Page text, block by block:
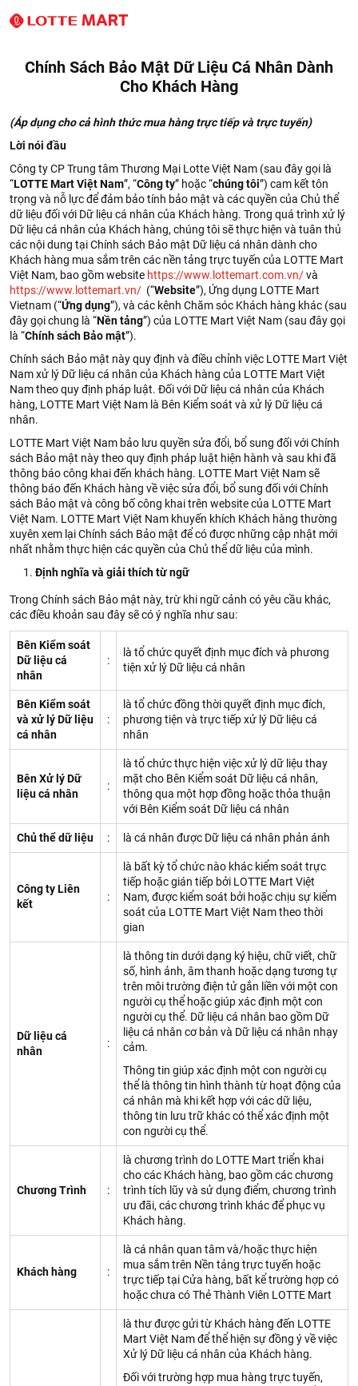
Chính Sách Bảo Mật Dữ Liệu Cá Nhân Dành
Cho Khách Hàng
(Áp dụng cho cả hình thức mua hàng trực tiếp và trực tuyến)
Lời nói đầu
Công ty CP Trung tâm Thương Mại Lotte Việt Nam (sau đây gọi là
“LOTTE Mart Việt Nam”, “Công ty” hoặc “chúng tôi”) cam kết tôn
trọng và nỗ lực để đảm bảo tính bảo mật và các quyền của Chủ thể
dữ liệu đối với Dữ liệu cá nhân của Khách hàng. Trong quá trình xử lý
Dữ liệu cá nhân của Khách hàng, chúng tôi sẽ thực hiện và tuân thủ
các nội dung tại Chính sách Bảo mật Dữ liệu cá nhân dành cho
Khách hàng mua sắm trên các nền tảng trực tuyến của LOTTE Mart
Việt Nam, bao gồm website https://www.lottemart.com.vn/và
https://www.lottemart.vn/ (“Website”), Ứng dụng LOTTE Mart
Vietnam (“Ứng dụng”), và các kênh Chăm sóc Khách hàng khác (sau
đây gọi chung là “Nền tảng”) của LOTTE Mart Việt Nam (sau đây gọi
là “Chính sách Bảo mật”).
Chính sách Bảo mật này quy định và điều chỉnh việc LOTTE Mart Việt
Nam xử lý Dữ liệu cá nhân của Khách hàng của LOTTE Mart Việt
Nam theo quy định pháp luật. Đối với Dữ liệu cá nhân của Khách
hàng, LOTTE Mart Việt Nam là Bên Kiểm soát và xử lý Dữ liệu cá
nhân.
LOTTE Mart Việt Nam bảo lưu quyền sửa đổi, bổ sung đối với Chính
sách Bảo mật này theo quy định pháp luật hiện hành và sau khi đã
thông báo công khai đến khách hàng. LOTTE Mart Việt Nam sẽ
thông báo đến Khách hàng về việc sửa đổi, bổ sung đối với Chính
sách Bảo mật và công bố công khai trên website của LOTTE Mart
Việt Nam. LOTTE Mart Việt Nam khuyến khích Khách hàng thường
xuyên xem lại Chính sách Bảo mật để có được những cập nhật mới
nhất nhằm thực hiện các quyền của Chủ thể dữ liệu của mình.
Định nghĩa và giải thích từ ngữ
Trong Chính sách Bảo mật này, trừ khi ngữ cảnh có yêu cầu khác,
các điều khoản sau đây sẽ có ý nghĩa như sau:
Bên Kiểm soát
Dữ liệu cá
nhân
:
là tổ chức quyết định mục đích và phương
tiện xử lý Dữ liệu cá nhân
Bên Kiểm soát
và xử lý Dữ liệu
cá nhân
:
là tổ chức đồng thời quyết định mục đích,
phương tiện và trực tiếp xử lý Dữ liệu cá
nhân
Bên Xử lý Dữ
liệu cá nhân
:
là tổ chức thực hiện việc xử lý dữ liệu thay
mặt cho Bên Kiểm soát Dữ liệu cá nhân,
thông qua một hợp đồng hoặc thỏa thuận
với Bên Kiểm soát Dữ liệu cá nhân
Chủ thể dữ liệu : là cá nhân được Dữ liệu cá nhân phản ánh
Công ty Liên
kết
:
là bất kỳ tổ chức nào khác kiểm soát trực
tiếp hoặc gián tiếp bởi LOTTE Mart Việt
Nam, được kiểm soát bởi hoặc chịu sự kiểm
soát của LOTTE Mart Việt Nam theo thời
gian
Dữ liệu cá
nhân
:
là thông tin dưới dạng ký hiệu, chữ viết, chữ
số, hình ảnh, âm thanh hoặc dạng tương tự
trên môi trường điện tử gắn liền với một con
người cụ thể hoặc giúp xác định một con
người cụ thể. Dữ liệu cá nhân bao gồm Dữ
liệu cá nhân cơ bản và Dữ liệu cá nhân nhạy
cảm.
Thông tin giúp xác định một con người cụ
thể là thông tin hình thành từ hoạt động của
cá nhân mà khi kết hợp với các dữ liệu,
thông tin lưu trữ khác có thể xác định một
con người cụ thể.
Chương Trình :
là chương trình do LOTTE Mart triển khai
cho các Khách hàng, bao gồm các chương
trình tích lũy và sử dụng điểm, chương trình
ưu đãi, các chương trình khác để phục vụ
Khách hàng.
Khách hàng :
là cá nhân quan tâm và/hoặc thực hiện
mua sắm trên Nền tảng trực tuyến hoặc
trực tiếp tại Cửa hàng, bất kể trường hợp có
hoặc chưa có Thẻ Thành Viên LOTTE Mart
là thư được gửi từ Khách hàng đến LOTTE
Mart Việt Nam để thể hiện sự đồng ý về việc
Xử lý Dữ liệu cá nhân của Khách hàng.
Đối với trường hợp mua hàng trực tuyến,